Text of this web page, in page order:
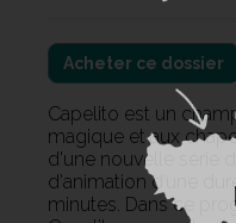
Acheter ce dossier
Capelito est un
magique et aux
d'une nouvelle série
d'animation d’une
minutes. Dans ce